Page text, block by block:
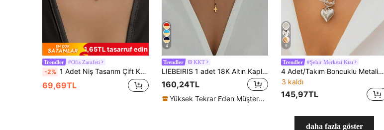
1,65TL tasarruf edin
Trendler #Ofis Zarafeti
-2% 1 Adet Niş Tasarım Çift Katmanlı Su Damlası Boncuklu Paslanmaz Çelik Kadın Kolye
69,69TL
4
Trendler KKT
LIEBEIRIS 1 adet 18K Altın Kaplama Yağ Damlası Y Şeklinde Haç ve Püskül Paslanmaz Çelik Kolye, Kadınların Günlük Giyimi ve Hediyesi İçin Uygundur
160,24TL
Yüksek Tekrar Eden Müşteriler
5
Trendler #Şehir Merkezi Kızı
4 Adet/Takım Boncuklu Metalik Balon ve Kalp Kolye, Romantik Sürpriz Hediye, Çok Yönlü Kolye Aksesuarı
3 kaldı
145,97TL
daha fazla göster